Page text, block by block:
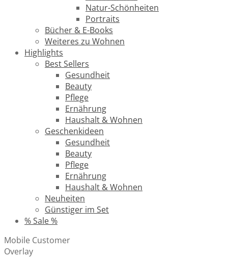
Natur-Schönheiten
Portraits
Bücher & E-Books
Weiteres zu Wohnen
Highlights
Best Sellers
Gesundheit
Beauty
Pflege
Ernährung
Haushalt & Wohnen
Geschenkideen
Gesundheit
Beauty
Pflege
Ernährung
Haushalt & Wohnen
Neuheiten
Günstiger im Set
% Sale %
Mobile Customer
Overlay